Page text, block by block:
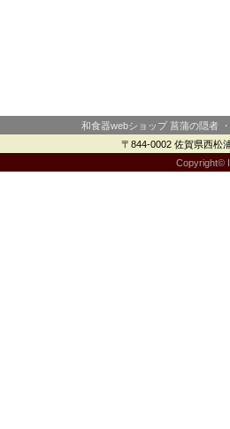
和食器webショップ 菖蒲の隠者
〒844-0002 佐賀県西松
Copyright©